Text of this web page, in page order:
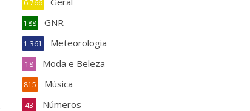
6.766
GNR
188
Meteorologia
1.361
Moda e Beleza
18
Música
815
Números
43